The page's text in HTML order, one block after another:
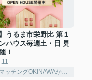
】うるま市栄野比 第１
ハウス毎週土・日 見
！